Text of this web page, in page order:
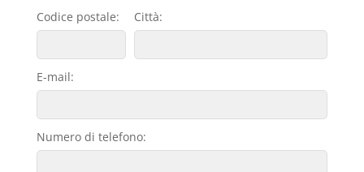
Codice postale: Città:
E-mail:
Numero di telefono: